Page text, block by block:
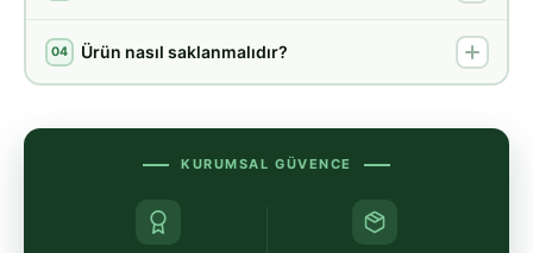
04 Ürün nasıl saklanmalıdır?
KURUMSAL GÜVENCE